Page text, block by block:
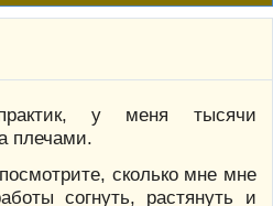
у меня тысячи
плечами.
сколько мне мне
согнуть, растянуть и